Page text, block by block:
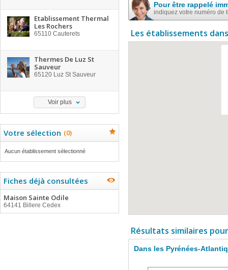
Etablissement Thermal
Les Rochers
65110 Cauterets
Thermes De Luz St
Sauveur
65120 Luz St Sauveur
Voir plus
Votre sélection (0)
Aucun établissement sélectionné
Fiches déjà consultées
Maison Sainte Odile
64141 Billere Cedex
Pour être rappelé
indiquez votre numéro de
Les établissements
Résultats similaires
Dans les Pyrénées-